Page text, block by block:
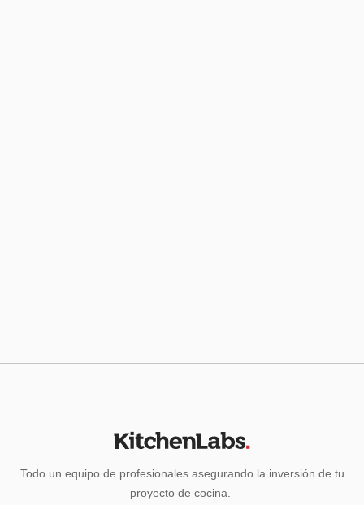
Todo un equipo de profesionales asegurando la inversión de tu
proyecto de cocina.